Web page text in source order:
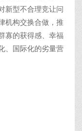
新型不合理竞让问
机构交换合做，推
寡的获得感、幸福
、国际化的劣量营